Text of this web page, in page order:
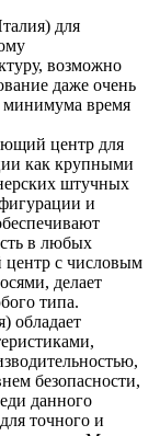
для
возможно
даже очень
минимума время
центр для
как крупными
штучных
и
в любых
с числовым
делает
типа.
обладает
безопасности,
данного
точного и